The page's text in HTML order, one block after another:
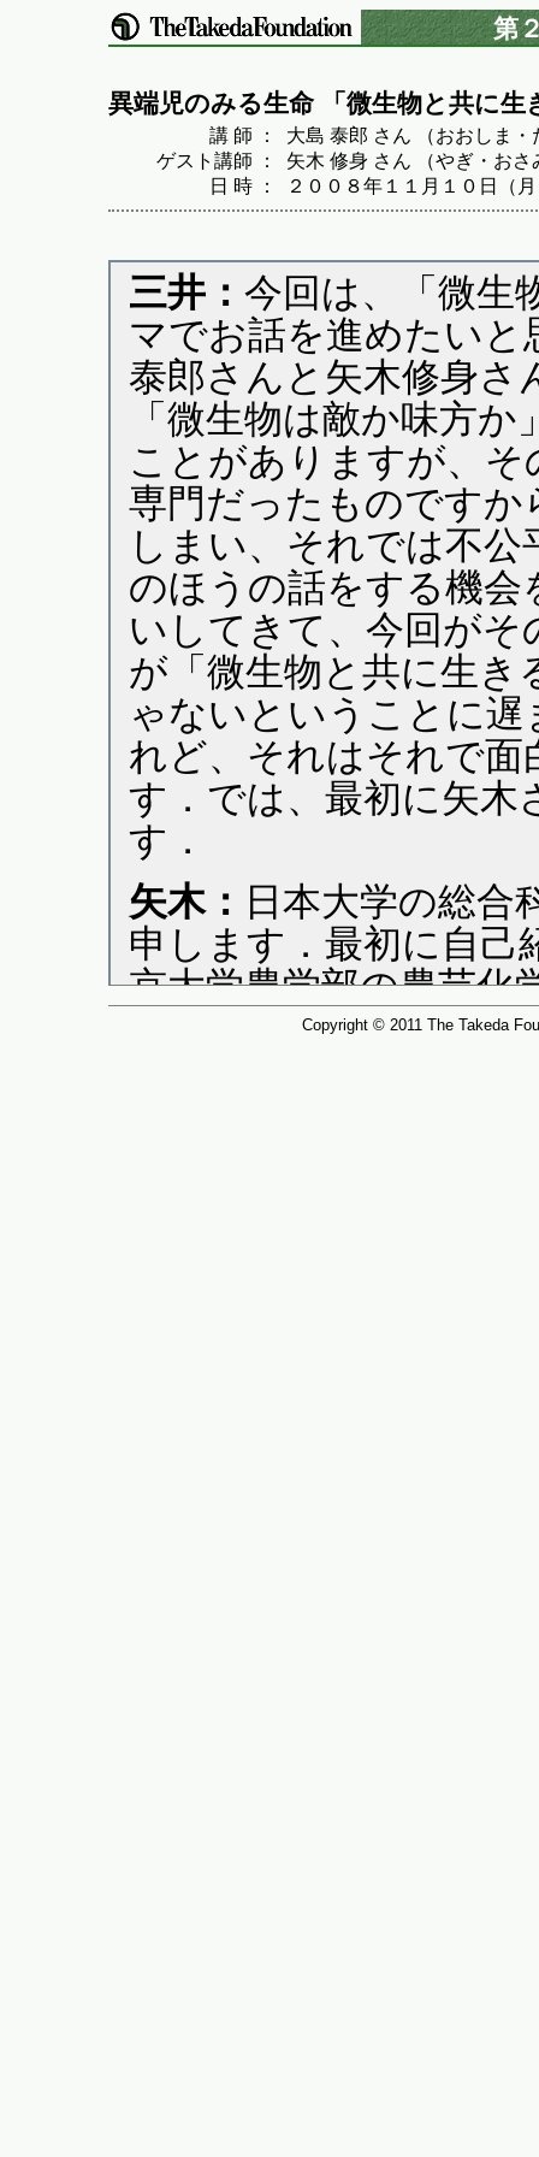
第
異端児のみる生命 「微生物と共に生
講 師 ：
大島 泰郎 さん （おおしま・
ゲスト講師 ：
矢木 修身 さん （やぎ・おさ
日 時 ：
２００８年１１月１０日（
Copyright © 2011 The Takeda